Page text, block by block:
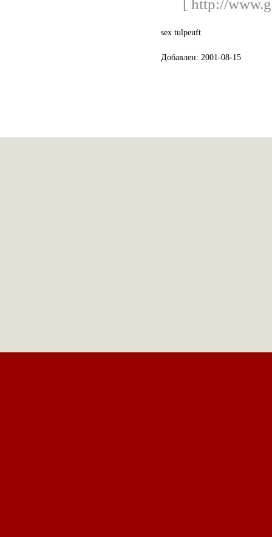
[ http://
sex tulpeuft
Добавлен: 2001-08-15